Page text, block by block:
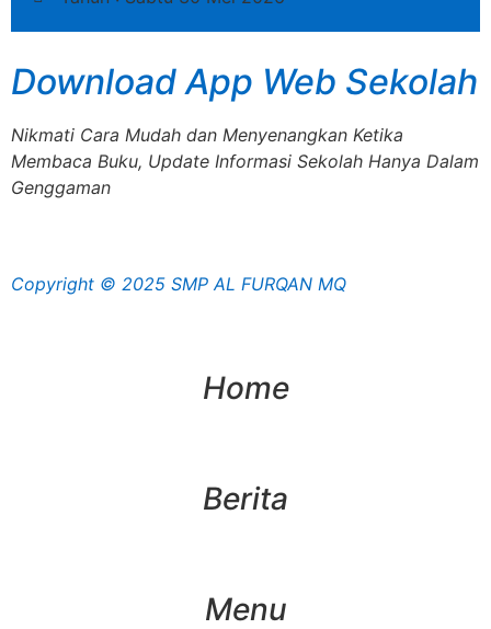
Download App Web Sekolah
Nikmati Cara Mudah dan Menyenangkan Ketika
Membaca Buku, Update Informasi Sekolah Hanya Dalam
Genggaman
Copyright © 2025 SMP AL FURQAN MQ
Home
Berita
Menu